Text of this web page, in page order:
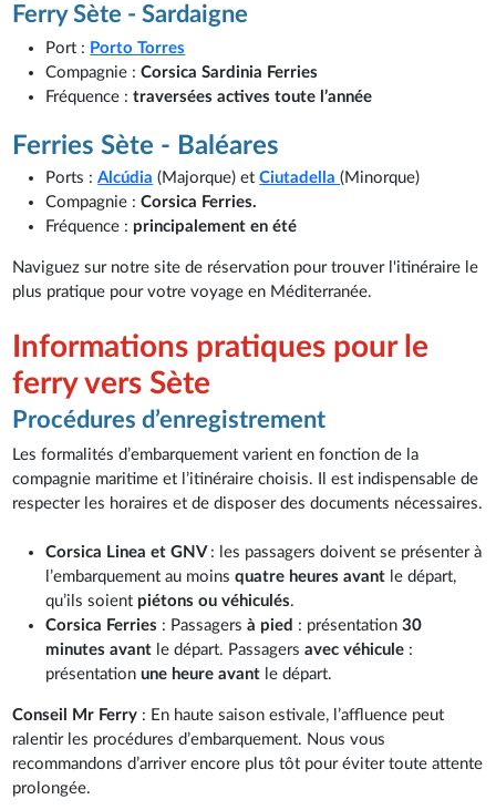
Ferry Sète - Sardaigne
Port : Porto Torres
Compagnie :Corsica Sardinia Ferries
Fréquence :traversées actives toute l’année
Ferries Sète - Baléares
Ports :Alcúdia (Majorque) etCiutadella(Minorque)
Compagnie :Corsica Ferries.
Fréquence : principalement en été
Naviguez sur notre site de réservation pour trouver l'itinéraire le
plus pratique pour votre voyage en Méditerranée.
Informations pratiques pour le
ferry vers Sète
Procédures d’enregistrement
Les formalités d’embarquement varient en fonction de la
compagnie maritime et l’itinéraire choisis. Il est indispensable de
respecter les horaires et de disposer des documents nécessaires.
Corsica Linea et GNV : les passagers doivent se présenter à
l’embarquement au moinsquatre heures avant le départ,
qu’ils soient piétons ou véhiculés.
Corsica Ferries : Passagersà pied : présentation30
minutes avant le départ. Passagersavec véhicule :
présentationune heure avant le départ.
Conseil Mr Ferry : En haute saison estivale, l’affluence peut
ralentir les procédures d’embarquement. Nous vous
recommandons d’arriver encore plus tôt pour éviter toute attente
prolongée.